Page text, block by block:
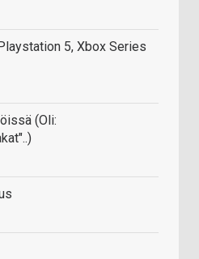
5, Xbox Series
(Oli: